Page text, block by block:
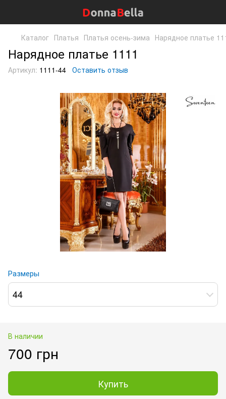
Каталог Платья Платья осень-зима Нарядное платье
Нарядное платье 1111
Артикул: 1111-44 Оставить отзыв
Размеры
44
В наличии
700 грн
Купить